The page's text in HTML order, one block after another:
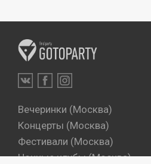
Вечеринки (Москва)
Концерты (Москва)
Фестивали (Москва)
Ночные клубы (Москва)